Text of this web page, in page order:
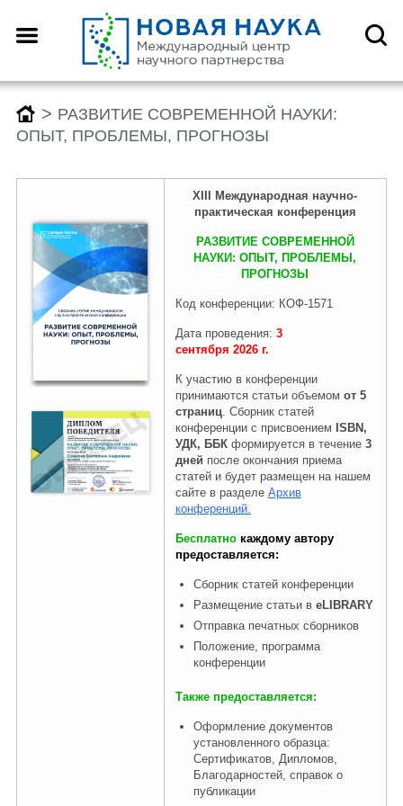
> РАЗВИТИЕ СОВРЕМЕННОЙ НАУКИ:
ОПЫТ, ПРОБЛЕМЫ, ПРОГНОЗЫ
XIII Международная научно-
практическая конференция
РАЗВИТИЕ СОВРЕМЕННОЙ
НАУКИ: ОПЫТ, ПРОБЛЕМЫ,
ПРОГНОЗЫ
Код конференции: КОФ-1571
Дата проведения: 3
сентября 2026г.
К участию в конференции
принимаются статьи объемом от 5
страниц. Сборник статей
конференции с присвоением ISBN,
УДК, ББКформируется в течение3
дней после окончания приема
статей и будет размещен на нашем
сайте в разделе Архив
конференций.
Бесплатно каждому автору
предоставляется:
Сборник статей конференции
Размещение статьи в eLIBRARY
Отправка печатных сборников
Положение, программа
конференции
Также предоставляется:
Оформление документов
установленного образца:
Сертификатов, Дипломов,
Благодарностей, справок о
публикации